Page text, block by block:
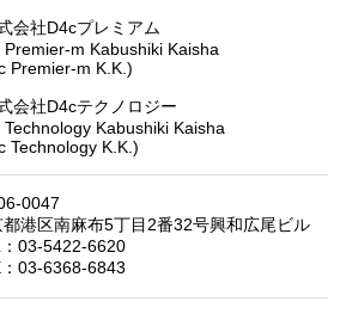
会社D4cプレミアム
Premier-m Kabushiki Kaisha
Premier-m K.K.)
会社D4cテクノロジー
Technology Kabushiki Kaisha
Technology K.K.)
0047
都港区南麻布5丁目2番32号興和広尾ビル
03-5422-6620
：03-6368-6843